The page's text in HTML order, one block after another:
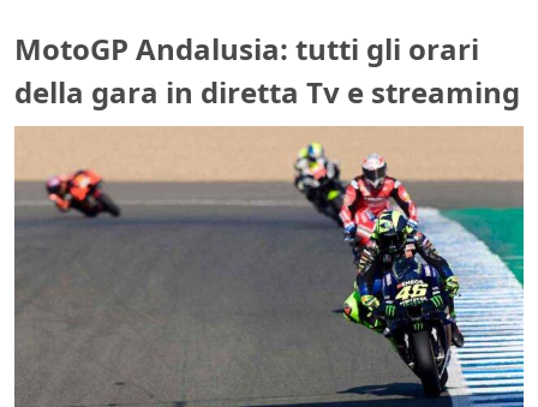
MotoGP Andalusia: tutti gli orari
della gara in diretta Tv e streaming